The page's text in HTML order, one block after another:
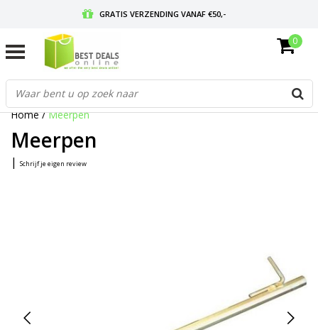
GRATIS VERZENDING VANAF €50,-
GRATIS RETOURNEREN EN 30 DAGEN BEDENKTIJD
0
Home/Meerpen
Meerpen
| Schrijf je eigen review